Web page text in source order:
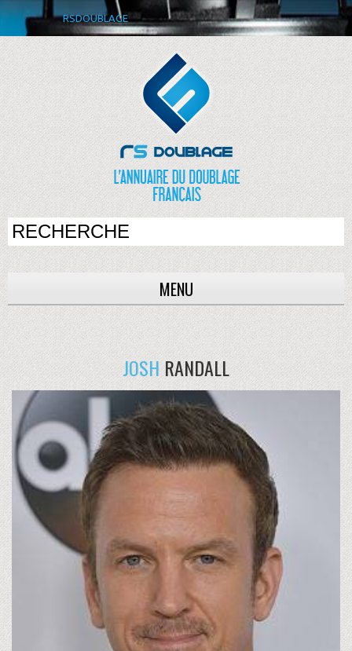
RSDOUBLAGE
MENU
JOSHRANDALL